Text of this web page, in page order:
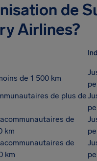
de
Airlines?
de 1 500 km
de plus de
de
km
de
km